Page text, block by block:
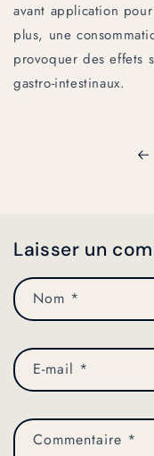
avant application
plus, une
provoquer des effets
gastro-intestinaux.
Laisser un
Nom *
E-mail *
Commentaire *